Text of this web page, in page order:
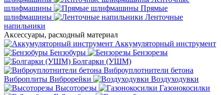
шлифмашины
Прямые
шлифмашины
Ленточные
напильники
Аксессуары, расходный материал
Аккумуляторный инструмент
Бензобуры
Бензорезы
Болгарки (УШМ)
Виброуплотнители бетона
Виброплиты Виброрейки
Воздуходувки
Высоторезы
Газонокосилки